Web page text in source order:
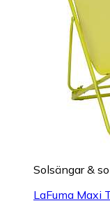
Solsängar &
LaFuma Maxi